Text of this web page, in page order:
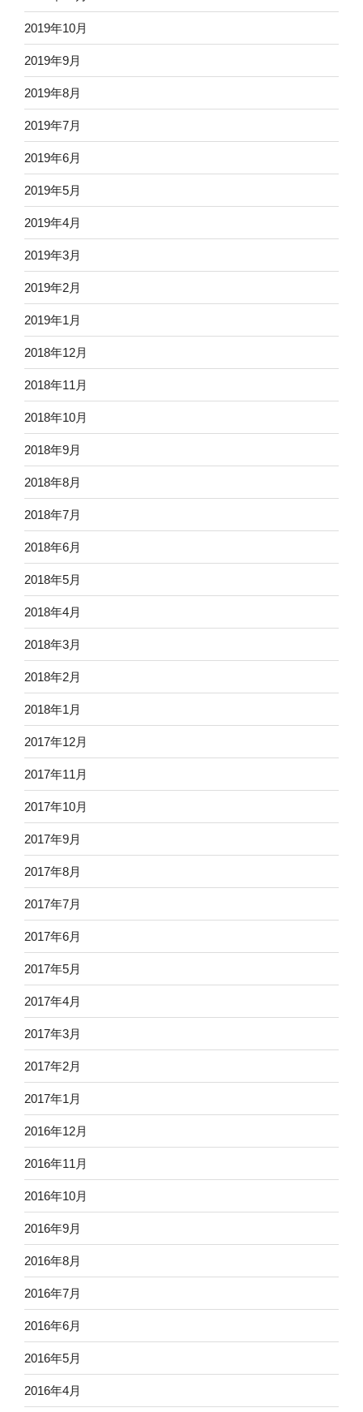
2019年10月
2019年9月
2019年8月
2019年7月
2019年6月
2019年5月
2019年4月
2019年3月
2019年2月
2019年1月
2018年12月
2018年11月
2018年10月
2018年9月
2018年8月
2018年7月
2018年6月
2018年5月
2018年4月
2018年3月
2018年2月
2018年1月
2017年12月
2017年11月
2017年10月
2017年9月
2017年8月
2017年7月
2017年6月
2017年5月
2017年4月
2017年3月
2017年2月
2017年1月
2016年12月
2016年11月
2016年10月
2016年9月
2016年8月
2016年7月
2016年6月
2016年5月
2016年4月